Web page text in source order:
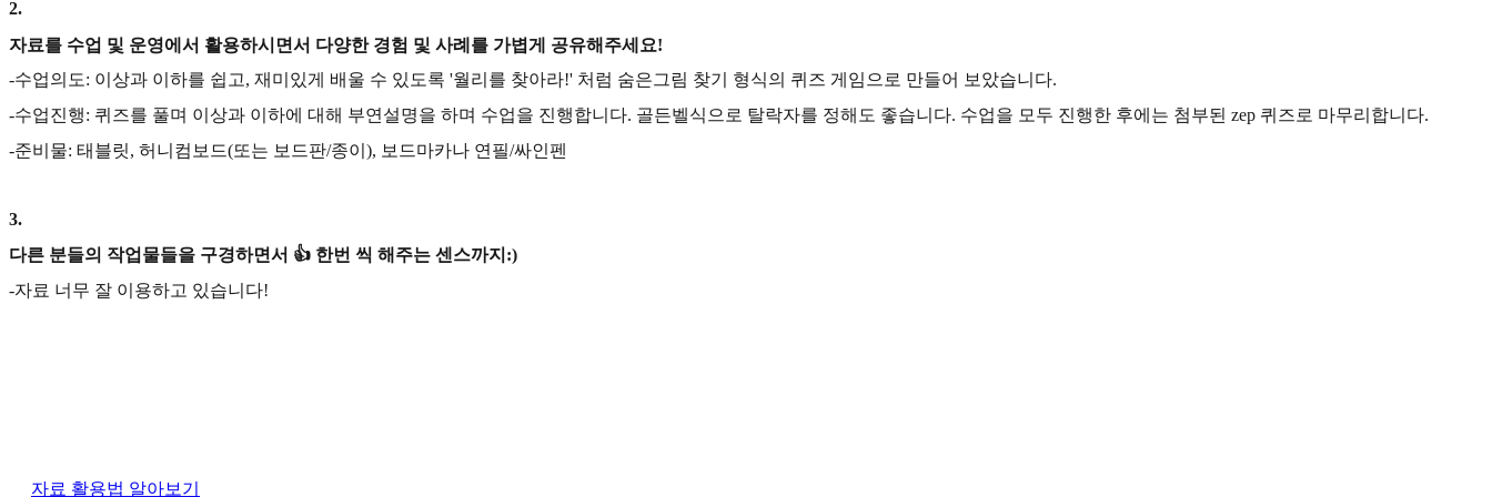
2.
자료를 수업 및 운영에서 활용하시면서 다양한 경험 및 사례를 가볍게 공유해주세요!
-수업의도: 이상과 이하를 쉽고, 재미있게 배울 수 있도록 '월리를 찾아라!' 처럼 숨은그림 찾기 형식의 퀴즈 게임으로 만들어 보았습니다.
-수업진행: 퀴즈를 풀며 이상과 이하에 대해 부연설명을 하며 수업을 진행합니다. 골든벨식으로 탈락자를 정해도 좋습니다. 수업을 모두 진행한 후에는 첨부된 zep 퀴즈로 마무리합니다.
-준비물: 태블릿, 허니컴보드(또는 보드판/종이), 보드마카나 연필/싸인펜
3.
다른 분들의 작업물들을 구경하면서 👍 한번 씩 해주는 센스까지:)
-자료 너무 잘 이용하고 있습니다!
자료 활용법 알아보기